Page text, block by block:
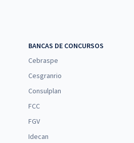
BANCAS DE CONCURSOS
Cebraspe
Cesgranrio
Consulplan
FCC
FGV
Idecan